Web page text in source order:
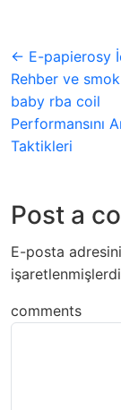
← E-papierosy
Rehber ve
baby rba coil
Performansını
Taktikleri
Post a
E-posta
comments